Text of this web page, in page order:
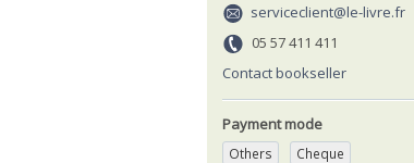
serviceclient@le-livre.fr
05 57 411 411
Contact bookseller
Payment mode
Others
Cheque